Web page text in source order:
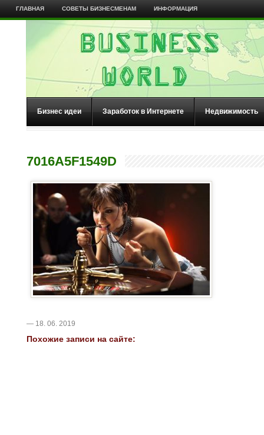
ГЛАВНАЯ СОВЕТЫ БИЗНЕСМЕНАМ ИНФОРМАЦИЯ
Бизнес идеи Заработок в Интернете Недвижимость
7016A5F1549D
— 18. 06. 2019
Похожие записи на сайте: